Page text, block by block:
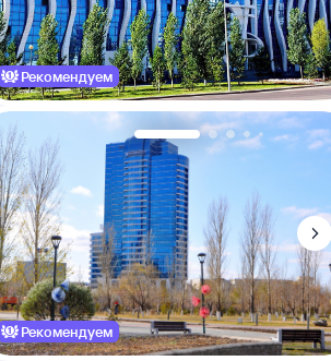
Рекомендуем
Рекомендуем